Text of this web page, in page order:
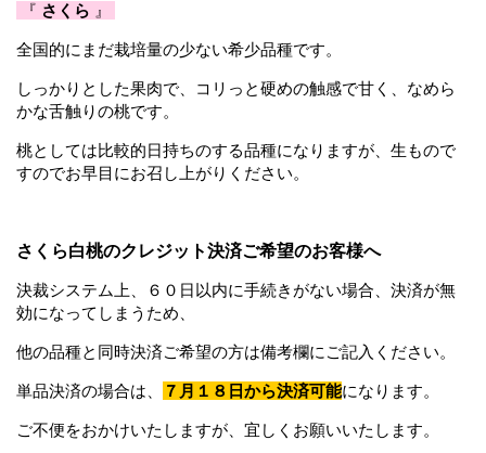
『 さくら 』
全国的にまだ栽培量の少ない希少品種です。
しっかりとした果肉で、コリっと硬めの触感で甘く、なめら
かな舌触りの桃です。
桃としては比較的日持ちのする品種になりますが、生もので
すのでお早目にお召し上がりください。
さくら白桃のクレジット決済ご希望のお客様へ
決裁システム上、６０日以内に手続きがない場合、決済が無
効になってしまうため、
他の品種と同時決済ご希望の方は備考欄にご記入ください。
単品決済の場合は、 ７月１８日から決済可能になります。
ご不便をおかけいたしますが、宜しくお願いいたします。